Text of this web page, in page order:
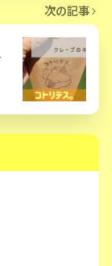
次の記事